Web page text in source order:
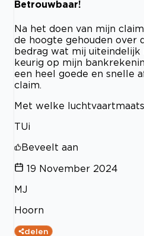
Betrouwbaar!
Na het doen van mijn
de hoogte gehouden over
bedrag wat mij uiteindelijk
keurig op mijn
een heel goede en snelle
claim.
Met welke
TUi
Beveelt aan
19 November 2024
MJ
Hoorn
delen